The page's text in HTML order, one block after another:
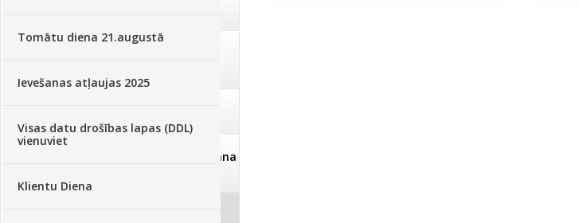
Tomātu diena 21.augustā
Ievešanas atļaujas 2025
Visas datu drošības lapas (DDL)
vienuviet
Klientu Diena
Dezinfekcija, tīrīšana, mazgāšana